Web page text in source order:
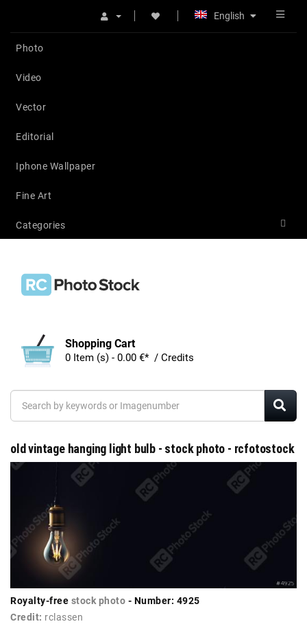
English
Photo
Video
Vector
Editorial
Iphone Wallpaper
Fine Art
Categories
Shopping Cart
0 Item (s) - 0.00 €* / Credits
old vintage hanging light bulb - stock photo - rcfotostock
Royalty-free stock photo - Number: 4925
Credit: rclassen